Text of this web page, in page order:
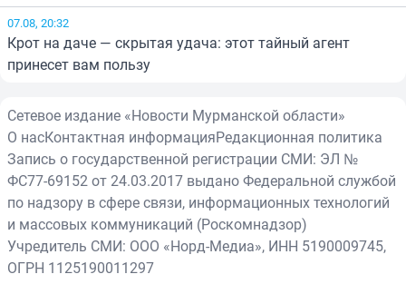
07.08, 20:32
Крот на даче — скрытая удача: этот тайный агент
принесет вам пользу
Сетевое издание «Новости Мурманской области»
О насКонтактная информацияРедакционная политика
Запись о государственной регистрации СМИ: ЭЛ №
ФС77-69152 от 24.03.2017 выдано Федеральной службой
по надзору в сфере связи, информационных технологий
и массовых коммуникаций (Роскомнадзор)
Учредитель СМИ: ООО «Норд-Медиа», ИНН 5190009745,
ОГРН 1125190011297